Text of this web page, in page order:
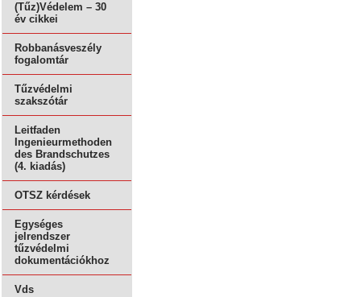
(Tűz)Védelem – 30
év cikkei
Robbanásveszély
fogalomtár
Tűzvédelmi
szakszótár
Leitfaden
Ingenieurmethoden
des Brandschutzes
(4. kiadás)
OTSZ kérdések
Egységes
jelrendszer
tűzvédelmi
dokumentációkhoz
Vds